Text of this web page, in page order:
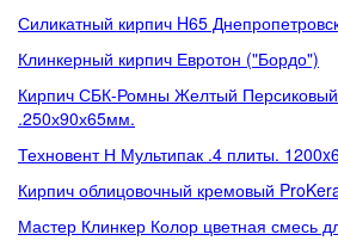
Силикатный кирпич H65
Клинкерный кирпич Евротон ("Бордо")
Кирпич СБК-Ромны Желтый
.250х90х65мм.
Техновент Н Мультипак .4 плиты.
Кирпич облицовочный кремовый
Мастер Клинкер Колор цветная смесь